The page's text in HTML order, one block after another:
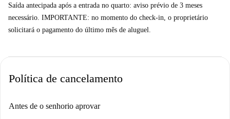
Saída antecipada após a entrada no quarto: aviso prévio de 3 meses
necessário. IMPORTANTE: no momento do check-in, o proprietário
solicitará o pagamento do último mês de aluguel.
Política de cancelamento
Antes de o senhorio aprovar